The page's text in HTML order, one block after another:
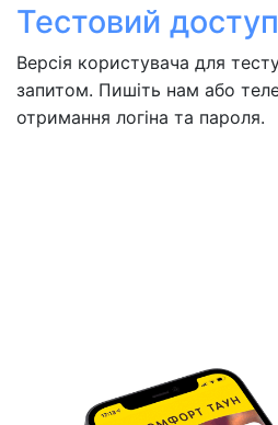
Тестовий доступ
Версія користувача для
запитом. Пишіть нам або
отримання логіна та пароля.